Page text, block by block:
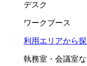
デスク
ワークブース
利用エリアから
執務室・会議室